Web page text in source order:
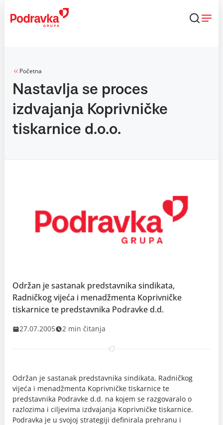
content
Početna
Nastavlja se proces
izdvajanja Koprivničke
tiskarnice d.o.o.
Održan je sastanak predstavnika sindikata,
Radničkog vijeća i menadžmenta Koprivničke
tiskarnice te predstavnika Podravke d.d.
27.07.2005 2 min čitanja
Održan je sastanak predstavnika sindikata, Radničkog
vijeća i menadžmenta Koprivničke tiskarnice te
predstavnika Podravke d.d. na kojem se razgovaralo o
razlozima i ciljevima izdvajanja Koprivničke tiskarnice.
Podravka je u svojoj strategiji definirala prehranu i